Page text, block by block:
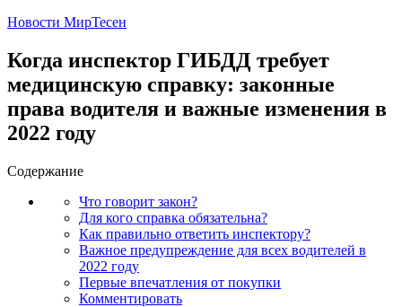
Новости МирТесен
Когда инспектор ГИБДД требует
медицинскую справку: законные
права водителя и важные изменения в
2022 году
Содержание
Что говорит закон?
Для кого справка обязательна?
Как правильно ответить инспектору?
Важное предупреждение для всех водителей в
2022 году
Первые впечатления от покупки
Комментировать